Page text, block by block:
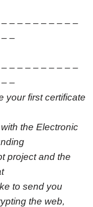
– – – – – – – – –
–
– – – – – – – – –
–
your first certificate
the Electronic
project and the
to send you
the web,